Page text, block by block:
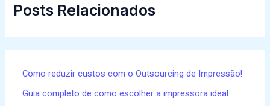
Posts Relacionados
Como reduzir custos com o Outsourcing de Impressão!
Guia completo de como escolher a impressora ideal